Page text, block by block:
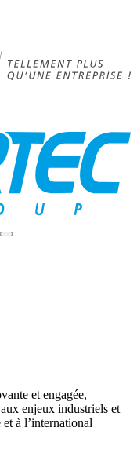
et engagée,
enjeux industriels et
à l’international